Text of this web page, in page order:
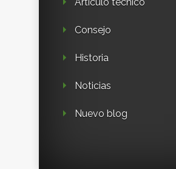
Consejo
Historia
Noticias
Nuevo blog